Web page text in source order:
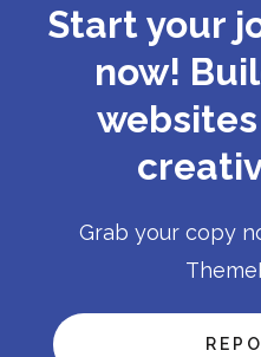
Start your
now!
Grab your copy